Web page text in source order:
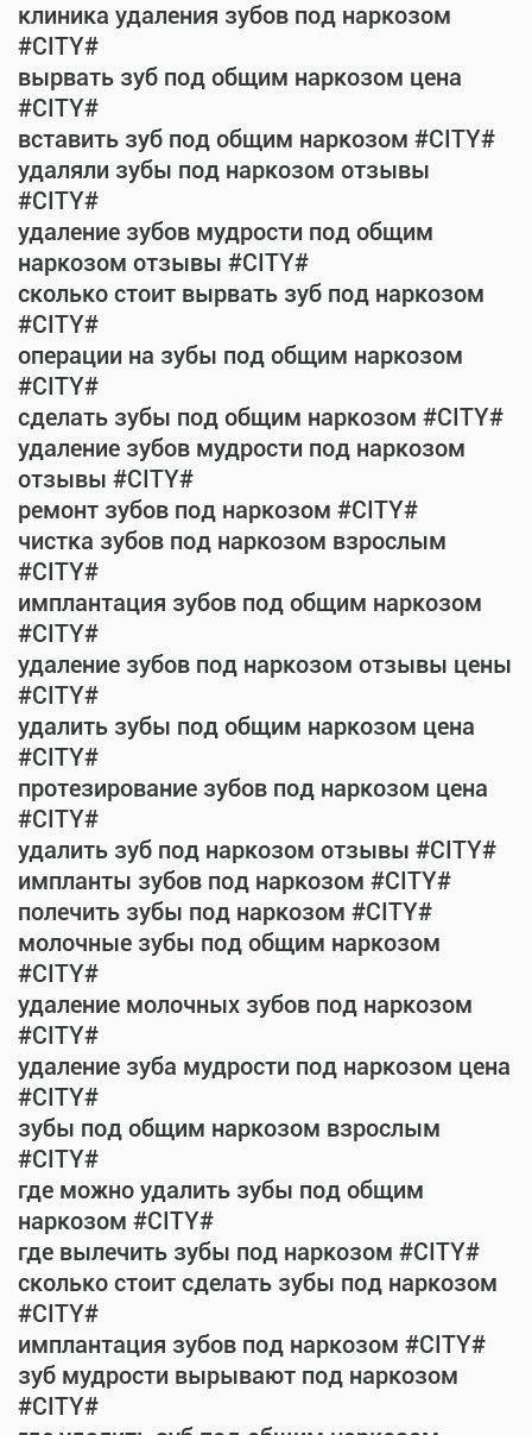
клиника удаления зубов под наркозом
#CITY#
вырвать зуб под общим наркозом цена
#CITY#
вставить зуб под общим наркозом #CITY#
удаляли зубы под наркозом отзывы
#CITY#
удаление зубов мудрости под общим
наркозом отзывы #CITY#
сколько стоит вырвать зуб под наркозом
#CITY#
операции на зубы под общим наркозом
#CITY#
сделать зубы под общим наркозом #CITY#
удаление зубов мудрости под наркозом
отзывы #CITY#
ремонт зубов под наркозом #CITY#
чистка зубов под наркозом взрослым
#CITY#
имплантация зубов под общим наркозом
#CITY#
удаление зубов под наркозом отзывы цены
#CITY#
удалить зубы под общим наркозом цена
#CITY#
протезирование зубов под наркозом цена
#CITY#
удалить зуб под наркозом отзывы #CITY#
импланты зубов под наркозом #CITY#
полечить зубы под наркозом #CITY#
молочные зубы под общим наркозом
#CITY#
удаление молочных зубов под наркозом
#CITY#
удаление зуба мудрости под наркозом цена
#CITY#
зубы под общим наркозом взрослым
#CITY#
где можно удалить зубы под общим
наркозом #CITY#
где вылечить зубы под наркозом #CITY#
сколько стоит сделать зубы под наркозом
#CITY#
имплантация зубов под наркозом #CITY#
зуб мудрости вырывают под наркозом
#CITY#